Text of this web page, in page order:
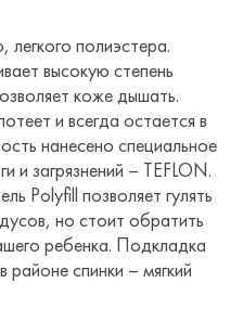
легкого полиэстера.
высокую степень
коже дышать.
и всегда остается в
нанесено специальное
и загрязнений – TEFLON.
Polyfill позволяет гулять
но стоит обратить
ребенка. Подкладка
районе спинки – мягкий